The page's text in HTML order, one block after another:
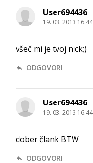
User694436
19. 03. 2013 16.44
všeč mi je tvoj nick;)
ODGOVORI
User694436
19. 03. 2013 16.44
dober člank BTW
ODGOVORI